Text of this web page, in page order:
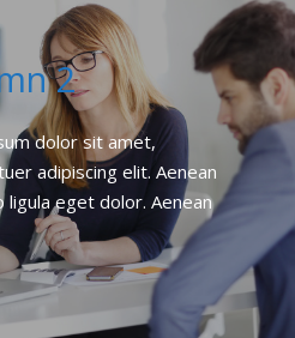
2
dolor sit amet,
adipiscing elit. Aenean
ligula eget dolor. Aenean